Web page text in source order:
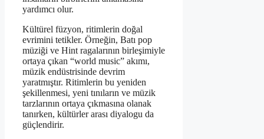
yardımcı olur.
Kültürel füzyon, ritimlerin doğal
evrimini tetikler. Örneğin, Batı pop
müziği ve Hint ragalarının birleşimiyle
ortaya çıkan “world music” akımı,
müzik endüstrisinde devrim
yaratmıştır. Ritimlerin bu yeniden
şekillenmesi, yeni tınıların ve müzik
tarzlarının ortaya çıkmasına olanak
tanırken, kültürler arası diyalogu da
güçlendirir.